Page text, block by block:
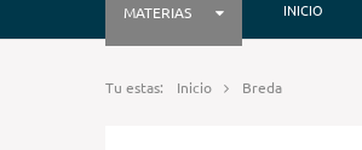
MATERIAS INICIO
Tu estas: Inicio Breda